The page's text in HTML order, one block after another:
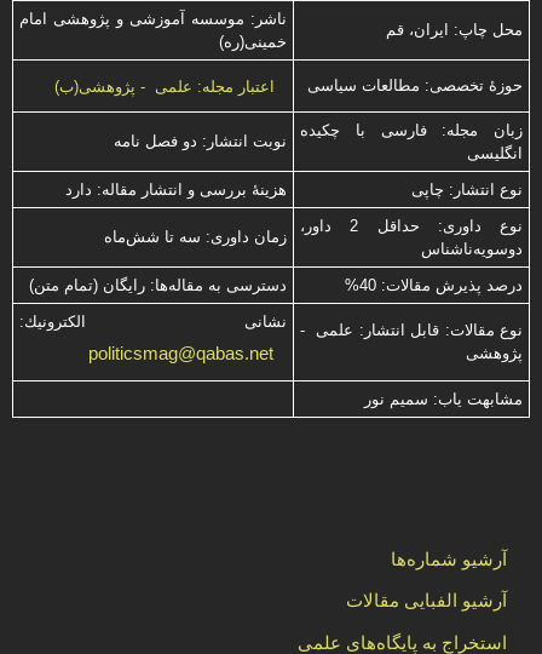
محل چاپ: ایران، قم
ناشر: موسسه آموزشی و پژوهشی امام
خمینی(ره)
حوزۀ تخصصی: مطالعات سیاسی اعتبار مجله: علمی - پژوهشی(ب)
زبان مجله: فارسی با چكیده
انگلیسی
نوبت انتشار: دو فصل نامه
نوع انتشار: چاپی
هزینۀ بررسی و انتشار مقاله: دارد
نوع داوری: حداقل 2 داور،
دوسویه‌ناشناس
زمان داوری: سه تا شش‌ماه
درصد پذیرش مقالات: 40% دسترسی به مقاله‌ها: رایگان (تمام متن)
نوع مقالات: قابل انتشار: علمی -
پژوهشی
نشانی الكترونیك:
politicsmag@qabas.net
مشابهت ياب: سميم نور
آرشیو شماره‌ها
آرشیو الفبایی مقالات
استخراج به پایگاه‌های علمی